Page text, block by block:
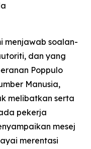
menjawab soalan-
dan yang
Poppulo
Manusia,
melibatkan serta
pekerja
mesej
merentasi